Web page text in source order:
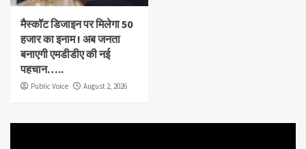
मैस्कॉट डिजाइन पर मिलेगा 50
हजार का इनाम ! अब जनता
बनाएगी एमडीडीए की नई
पहचान…..
Public Voice August 2, 2026